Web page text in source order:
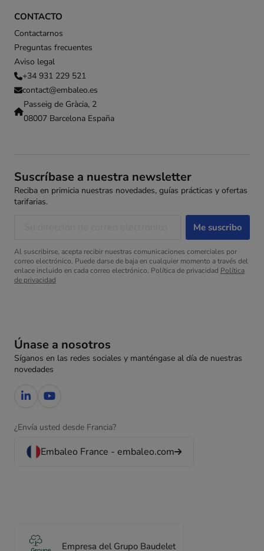
CONTACTO
Contactarnos
Preguntas frecuentes
Aviso legal
+34 931 229 521
contact@embaleo.es
Passeig de Gràcia, 2
08007 Barcelona España
Únase a nosotros
Síganos en las redes sociales y manténgase al día de nuestras
novedades
¿Envía usted desde Francia?
Embaleo France - embaleo.com
Empresa del Grupo Baudelet
Suscríbase a nuestra newsletter
Reciba en primicia nuestras novedades, guías prácticas y ofertas
tarifarias.
Al suscribirse, acepta recibir nuestras comunicaciones comerciales por
correo electrónico. Puede darse de baja en cualquier momento a través del
enlace incluido en cada correo electrónico. Política de privacidad Política
de privacidad